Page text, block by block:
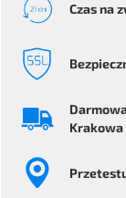
Czas na
Krakowa